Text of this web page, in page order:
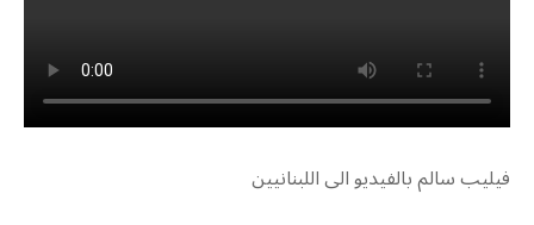
فيليب سالم بالفيديو الى اللبنانيين